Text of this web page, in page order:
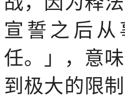
宣誓之后
任。」，意
到极大的限